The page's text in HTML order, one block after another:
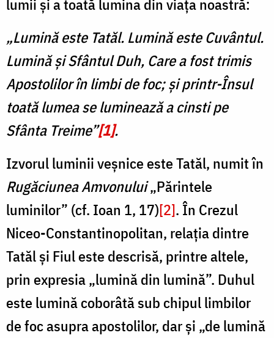
lumii și a toată lumina din viața noastră:
„Lumină este Tatăl. Lumină este Cuvântul.
Lumină și Sfântul Duh, Care a fost trimis
Apostolilor în limbi de foc; și printr-Însul
toată lumea se luminează a cinsti pe
Sfânta Treime”[1].
Izvorul luminii veșnice este Tatăl, numit în
Rugăciunea Amvonului„Părintele
luminilor” (cf. Ioan 1, 17)[2]. În Crezul
Niceo-Constantinopolitan, relația dintre
Tatăl și Fiul este descrisă, printre altele,
prin expresia „lumină din lumină”. Duhul
este lumină coborâtă sub chipul limbilor
de foc asupra apostolilor, dar și „de lumină